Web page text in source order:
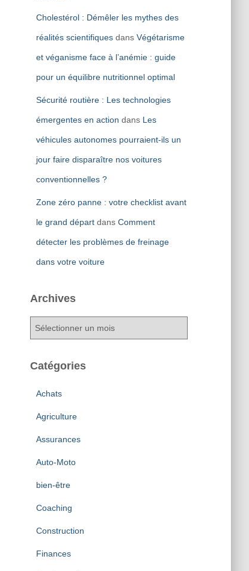
Cholestérol : Démêler les mythes des
réalités scientifiquesdans Végétarisme
et véganisme face à l’anémie : guide
pour un équilibre nutritionnel optimal
Sécurité routière : Les technologies
émergentes en action dans Les
véhicules autonomes pourraient-ils un
jour faire disparaître nos voitures
conventionnelles ?
Zone zéro panne : votre checklist avant
le grand départdans Comment
détecter les problèmes de freinage
dans votre voiture
Archives
h
Catégories
Achats
Agriculture
Assurances
Auto-Moto
bien-être
Coaching
Construction
Finances